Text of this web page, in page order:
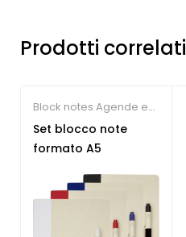
Prodotti correlati
Block notes Agende e
Calendari ecologici
Set blocco note
formato A5